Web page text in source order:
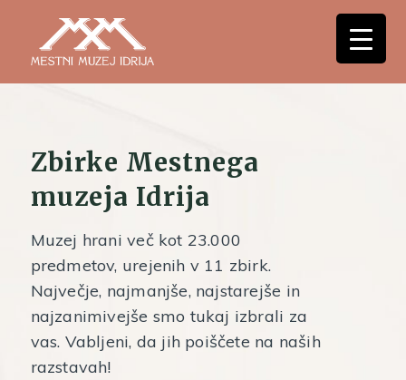
Zbirke Mestnega
muzeja Idrija
Muzej hrani več kot 23.000
predmetov, urejenih v 11 zbirk.
Največje, najmanjše, najstarejše in
najzanimivejše smo tukaj izbrali za
vas. Vabljeni, da jih poiščete na naših
razstavah!